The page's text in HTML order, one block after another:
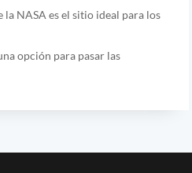
la NASA es el sitio ideal para los
opción para pasar las